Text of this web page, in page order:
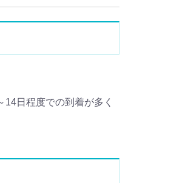
日程度での到着が多く